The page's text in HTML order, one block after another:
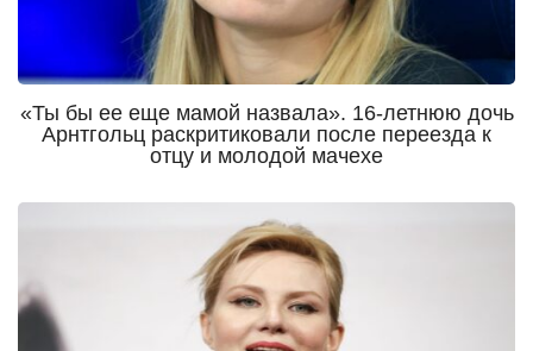
«Ты бы ее еще мамой назвала». 16-летнюю дочь
Арнтгольц раскритиковали после переезда к
отцу и молодой мачехе